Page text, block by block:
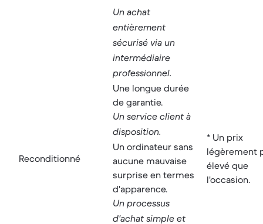
Reconditionné
Un achat
entièrement
sécurisé via un
intermédiaire
professionnel.
Une longue durée
de garantie.
Un service client à
disposition.
Un ordinateur sans
aucune mauvaise
surprise en termes
d'apparence.
Un processus
d'achat simple et
* Un prix
légèrement
élevé que
l'occasion.